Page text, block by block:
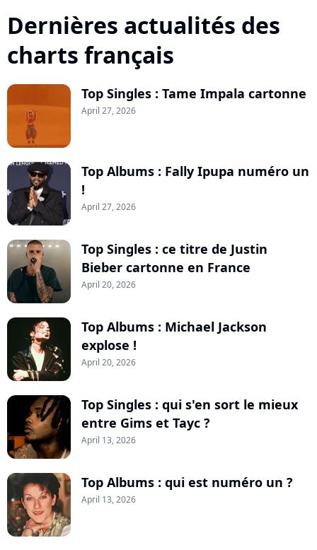
Dernières actualités des
charts français
Top Singles : Tame Impala cartonne
April 27, 2026
Top Albums : Fally Ipupa numéro un
!
April 27, 2026
Top Singles : ce titre de Justin
Bieber cartonne en France
April 20, 2026
Top Albums : Michael Jackson
explose !
April 20, 2026
Top Singles : qui s'en sort le mieux
entre Gims et Tayc ?
April 13, 2026
Top Albums : qui est numéro un ?
April 13, 2026